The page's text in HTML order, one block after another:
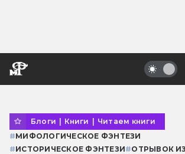
Блоги | Книги | Читаем книги
#МИФОЛОГИЧЕСКОЕ ФЭНТЕЗИ
#ИСТОРИЧЕСКОЕ ФЭНТЕЗИ#ОТРЫВОК